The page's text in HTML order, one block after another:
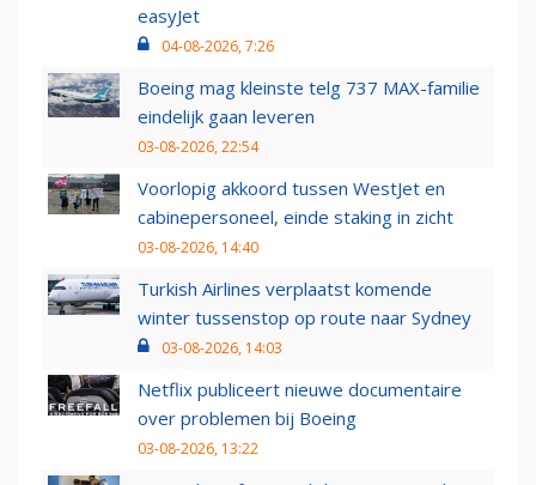
easyJet
04-08-2026, 7:26
Boeing mag kleinste telg 737 MAX-familie
eindelijk gaan leveren
03-08-2026, 22:54
Voorlopig akkoord tussen WestJet en
cabinepersoneel, einde staking in zicht
03-08-2026, 14:40
Turkish Airlines verplaatst komende
winter tussenstop op route naar Sydney
03-08-2026, 14:03
Netflix publiceert nieuwe documentaire
over problemen bij Boeing
03-08-2026, 13:22